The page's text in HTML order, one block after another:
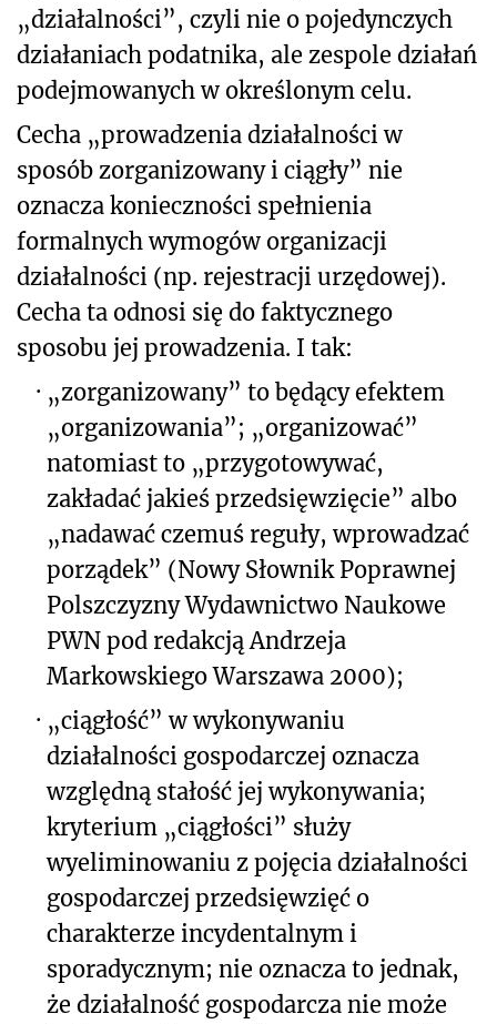
„działalności”, czyli nie o pojedynczych
działaniach podatnika, ale zespole działań
podejmowanych w określonym celu.
Cecha „prowadzenia działalności w
sposób zorganizowany i ciągły” nie
oznacza konieczności spełnienia
formalnych wymogów organizacji
działalności (np. rejestracji urzędowej).
Cecha ta odnosi się do faktycznego
sposobu jej prowadzenia. I tak:
· „zorganizowany” to będący efektem
„organizowania”; „organizować”
natomiast to „przygotowywać,
zakładać jakieś przedsięwzięcie” albo
„nadawać czemuś reguły, wprowadzać
porządek” (Nowy Słownik Poprawnej
Polszczyzny Wydawnictwo Naukowe
PWN pod redakcją Andrzeja
Markowskiego Warszawa 2000);
· „ciągłość” w wykonywaniu
działalności gospodarczej oznacza
względną stałość jej wykonywania;
kryterium „ciągłości” służy
wyeliminowaniu z pojęcia działalności
gospodarczej przedsięwzięć o
charakterze incydentalnym i
sporadycznym; nie oznacza to jednak,
że działalność gospodarcza nie może